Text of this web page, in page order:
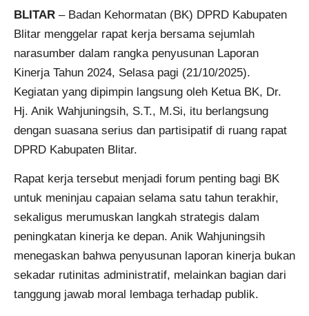
BLITAR – Badan Kehormatan (BK) DPRD Kabupaten
Blitar menggelar rapat kerja bersama sejumlah
narasumber dalam rangka penyusunan Laporan
Kinerja Tahun 2024, Selasa pagi (21/10/2025).
Kegiatan yang dipimpin langsung oleh Ketua BK, Dr.
Hj. Anik Wahjuningsih, S.T., M.Si, itu berlangsung
dengan suasana serius dan partisipatif di ruang rapat
DPRD Kabupaten Blitar.
Rapat kerja tersebut menjadi forum penting bagi BK
untuk meninjau capaian selama satu tahun terakhir,
sekaligus merumuskan langkah strategis dalam
peningkatan kinerja ke depan. Anik Wahjuningsih
menegaskan bahwa penyusunan laporan kinerja bukan
sekadar rutinitas administratif, melainkan bagian dari
tanggung jawab moral lembaga terhadap publik.